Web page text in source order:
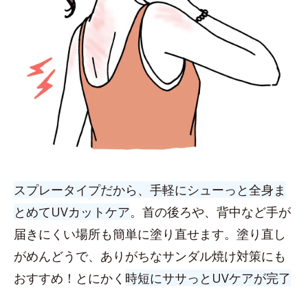
スプレータイプだから、手軽にシューっと全身ま
とめてUVカットケア。首の後ろや、背中など手が
届きにくい場所も簡単に塗り直せます。塗り直し
がめんどうで、ありがちなサンダル焼け対策にも
おすすめ！とにかく 時短にササっとUVケアが完了